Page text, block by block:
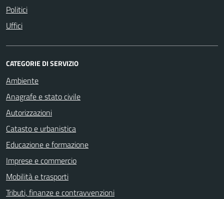
Politici
Uffici
CATEGORIE DI SERVIZIO
Ambiente
Anagrafe e stato civile
Autorizzazioni
Catasto e urbanistica
Educazione e formazione
Imprese e commercio
Mobilità e trasporti
Tributi, finanze e contravvenzioni